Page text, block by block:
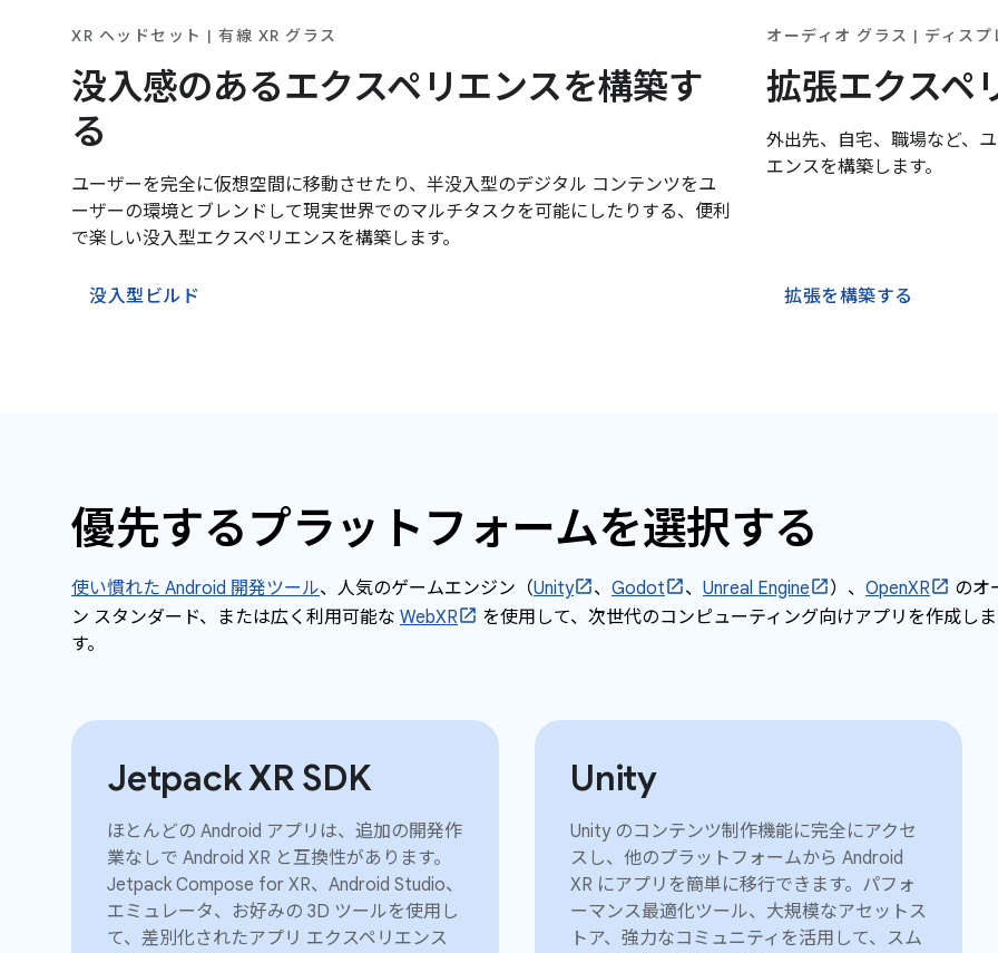
XR ヘッドセット | 有線 XR グラス
没入感のあるエクスペリエンスを構築す
る
ユーザーを完全に仮想空間に移動させたり、半没入型のデジタル コンテンツをユ
ーザーの環境とブレンドして現実世界でのマルチタスクを可能にしたりする、便利
で楽しい没入型エクスペリエンスを構築します。
没入型ビルド
オーディオ グラス | ディス
拡張エクスペ
外出先、自宅、職場など、
エンスを構築します。
拡張を構築する
優先するプラットフォームを選択する
使い慣れた Android 開発ツール、人気のゲームエンジン（Unity 、 Godot 、 Unreal Engine ）、 OpenXR
のオ
ン スタンダード、または広く利用可能な WebXR
を使用して、次世代のコンピューティング向けアプリを作成しま
す。
Jetpack XR SDK
ほとんどの Android アプリは、追加の開発作
業なしで Android XR と互換性があります。
Jetpack Compose for XR、Android Studio、
エミュレータ、お好みの 3D ツールを使用し
て、差別化されたアプリ エクスペリエンス
Unity
Unity のコンテンツ制作機能に完全にアクセ
スし、他のプラットフォームから Android
XR にアプリを簡単に移行できます。パフォ
ーマンス最適化ツール、大規模なアセットス
トア、強力なコミュニティを活用して、スム